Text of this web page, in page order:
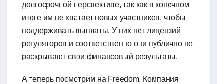
долгосрочной перспективе, так как в конечном
итоге им не хватает новых участников, чтобы
поддерживать выплаты. У них нет лицензий
регуляторов и соответственно они публично не
раскрывают свои финансовый результаты.
А теперь посмотрим на Freedom. Компания